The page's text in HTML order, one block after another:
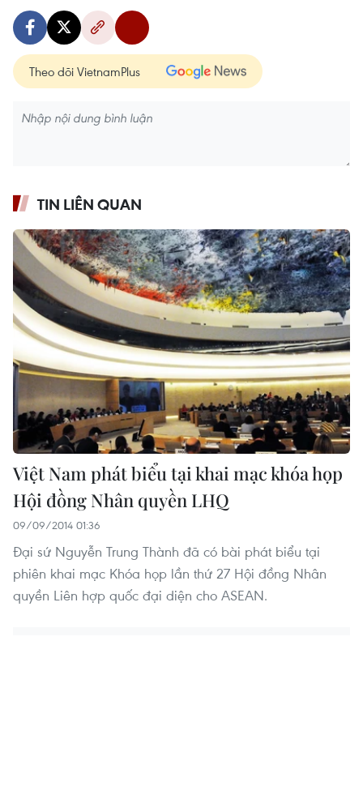
Theo dõi VietnamPlus
TIN LIÊN QUAN
Việt Nam phát biểu tại khai mạc khóa họp
Hội đồng Nhân quyền LHQ
09/09/2014 01:36
Đại sứ Nguyễn Trung Thành đã có bài phát biểu tại
phiên khai mạc Khóa họp lần thứ 27 Hội đồng Nhân
quyền Liên hợp quốc đại diện cho ASEAN.